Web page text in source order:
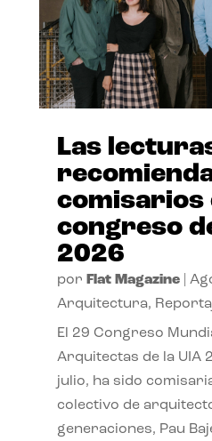
Las
comisarios
congreso
2026
por Flat Magazine|
Arquitectura,
El 29 Congreso
Arquitectas de la UIA
julio, ha sido
colectivo de
generaciones, Pau